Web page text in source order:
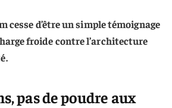
cesse d’être un simple témoignage
froide contre l’architecture
pas de poudre aux